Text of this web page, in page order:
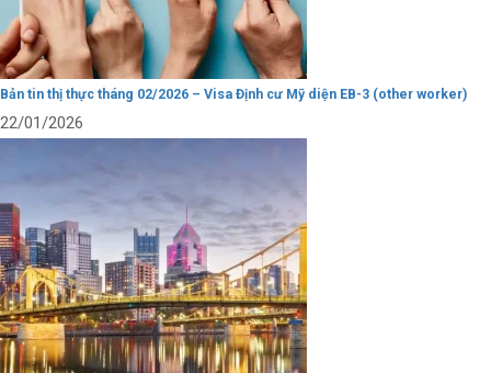
Bản tin thị thực tháng 02/2026 – Visa Định cư Mỹ diện EB-3 (other worker)
22/01/2026